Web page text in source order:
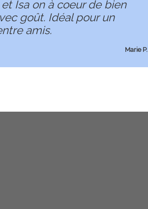
Isa on à coeur de bien
goût. Idéal pour un
amis.
Marie P.